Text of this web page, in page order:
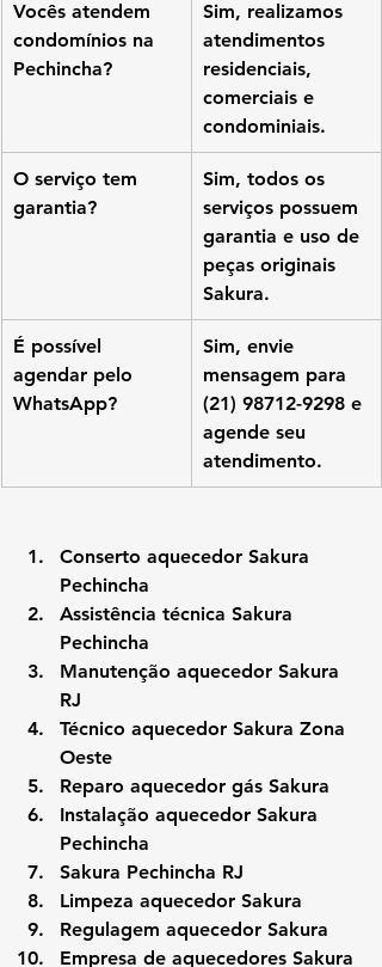
Vocês atendem
condomínios na
Pechincha?
Sim, realizamos
atendimentos
residenciais,
comerciais e
condominiais.
O serviço tem
garantia?
Sim, todos os
serviços possuem
garantia e uso de
peças originais
Sakura.
É possível
agendar pelo
WhatsApp?
Sim, envie
mensagem para
(21) 98712-9298 e
agende seu
atendimento.
Conserto aquecedor Sakura
Pechincha
Assistência técnica Sakura
Pechincha
Manutenção aquecedor Sakura
RJ
Técnico aquecedor Sakura Zona
Oeste
Reparo aquecedor gás Sakura
Instalação aquecedor Sakura
Pechincha
Sakura Pechincha RJ
Limpeza aquecedor Sakura
Regulagem aquecedor Sakura
Empresa de aquecedores Sakura